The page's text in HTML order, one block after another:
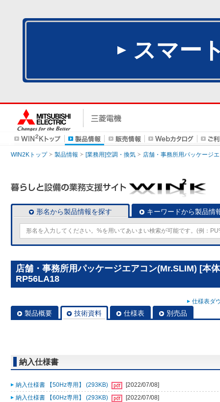
スマー
WIN2Kトップ 製品情報 [業務用]空調・換気 店舗・事務所用パッケージ
形名から製品情報を探す キーワードから製品情
店舗・事務所用パッケージエアコン(Mr.SLIM) [本
RP56LA18
仕様表ダ
製品概要 技術資料 仕様表 別売品
納入仕様書
納入仕様書 【50Hz専用】 (293KB)
[2022/07/08]
納入仕様書 【60Hz専用】 (293KB)
[2022/07/08]